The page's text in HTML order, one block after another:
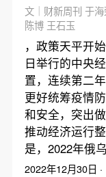
文｜财新周刊 于
陈博 王石玉
，政策天平开
日举行的中央
置，连续第二
更好统筹疫情
和安全，突出
推动经济运行
是，2022年
2022年12月30日 ·